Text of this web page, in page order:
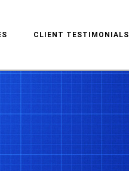
CLIENT TESTIMONIALS